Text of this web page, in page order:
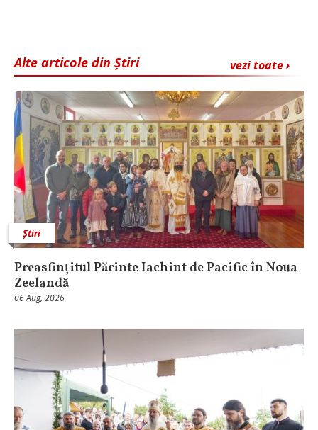
vezi toate ›
Alte articole din Știri
Știri
Preasfințitul Părinte Iachint de Pacific în Noua
Zeelandă
06 Aug, 2026